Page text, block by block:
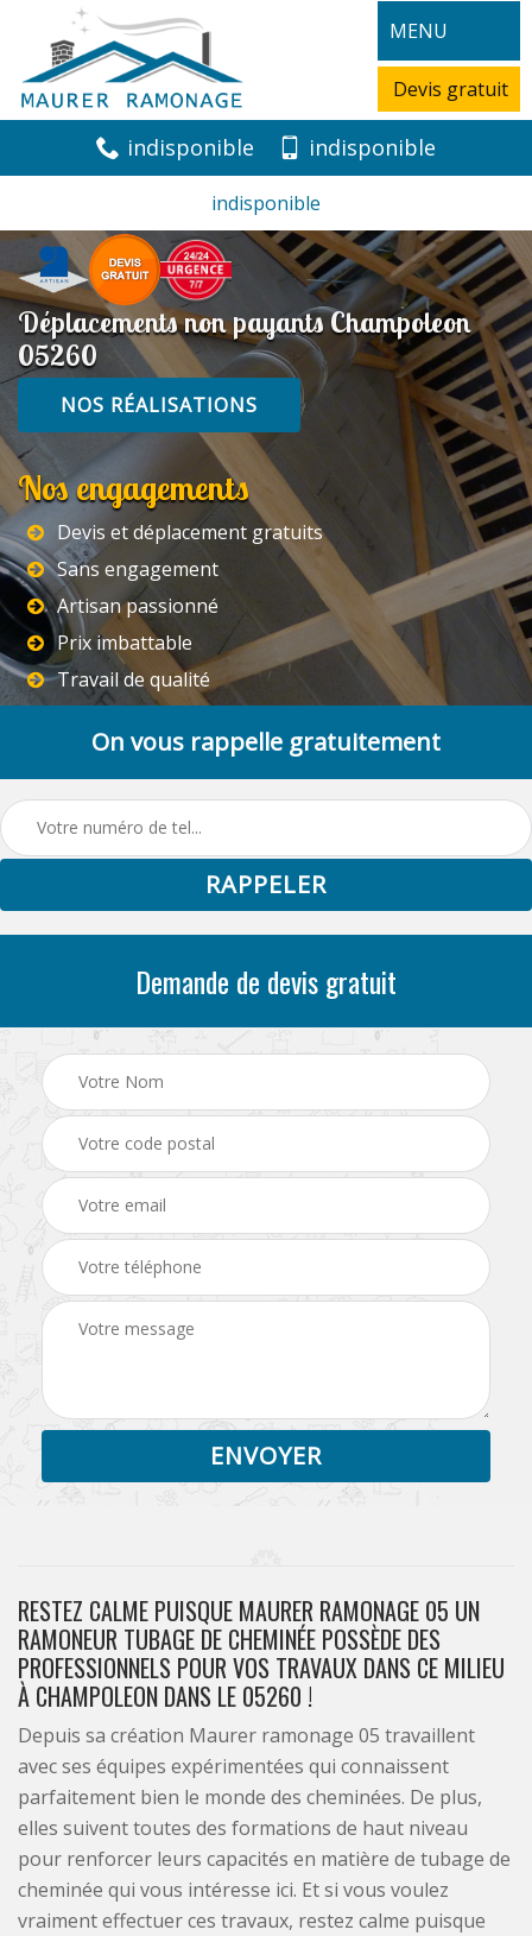
MENU
Devis gratuit
indisponible indisponible
indisponible
Déplacements non payants Champoleon
05260
NOS RÉALISATIONS
Nos engagements
Devis et déplacement gratuits
Sans engagement
Artisan passionné
Prix imbattable
Travail de qualité
On vous rappelle gratuitement
Demande de devis gratuit
RESTEZ CALME PUISQUE MAURER RAMONAGE 05 UN
RAMONEUR TUBAGE DE CHEMINÉE POSSÈDE DES
PROFESSIONNELS POUR VOS TRAVAUX DANS CE MILIEU
À CHAMPOLEON DANS LE 05260 !
Depuis sa création Maurer ramonage 05 travaillent
avec ses équipes expérimentées qui connaissent
parfaitement bien le monde des cheminées. De plus,
elles suivent toutes des formations de haut niveau
pour renforcer leurs capacités en matière de tubage de
cheminée qui vous intéresse ici. Et si vous voulez
vraiment effectuer ces travaux, restez calme puisque